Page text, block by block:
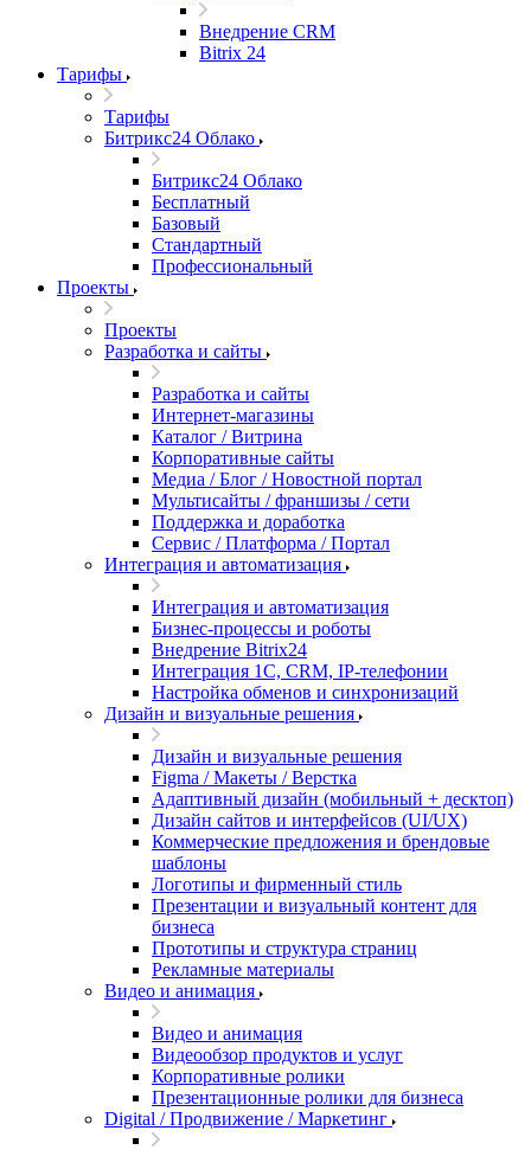
Внедрение CRM
Bitrix 24
Тарифы
Тарифы
Битрикс24 Облако
Битрикс24 Облако
Бесплатный
Базовый
Стандартный
Профессиональный
Проекты
Проекты
Разработка и сайты
Разработка и сайты
Интернет-магазины
Каталог / Витрина
Корпоративные сайты
Медиа / Блог / Новостной портал
Мультисайты / франшизы / сети
Поддержка и доработка
Сервис / Платформа / Портал
Интеграция и автоматизация
Интеграция и автоматизация
Бизнес-процессы и роботы
Внедрение Bitrix24
Интеграция 1С, CRM, IP-телефонии
Настройка обменов и синхронизаций
Дизайн и визуальные решения
Дизайн и визуальные решения
Figma / Макеты / Верстка
Адаптивный дизайн (мобильный + десктоп)
Дизайн сайтов и интерфейсов (UI/UX)
Коммерческие предложения и брендовые
шаблоны
Логотипы и фирменный стиль
Презентации и визуальный контент для
бизнеса
Прототипы и структура страниц
Рекламные материалы
Видео и анимация
Видео и анимация
Видеообзор продуктов и услуг
Корпоративные ролики
Презентационные ролики для бизнеса
Digital / Продвижение / Маркетинг